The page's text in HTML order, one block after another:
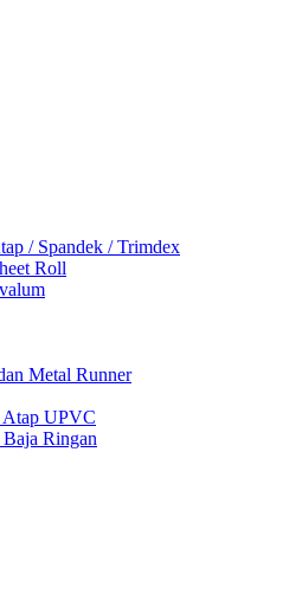
/ Spandek / Trimdex
Roll
Metal Runner
Atap UPVC
Baja Ringan